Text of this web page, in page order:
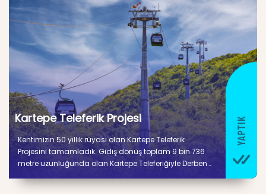
Kartepe Teleferik Projesi
Kentimizin 50 yıllık rüyası olan Kartepe Teleferik
Projesini tamamladık. Gidiş dönüş toplam 9 bin 736
metre uzunluğunda olan Kartepe Teleferiğiyle Derbent